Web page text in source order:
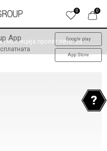
0
0
App Google play
App Store
пролет-лето '26